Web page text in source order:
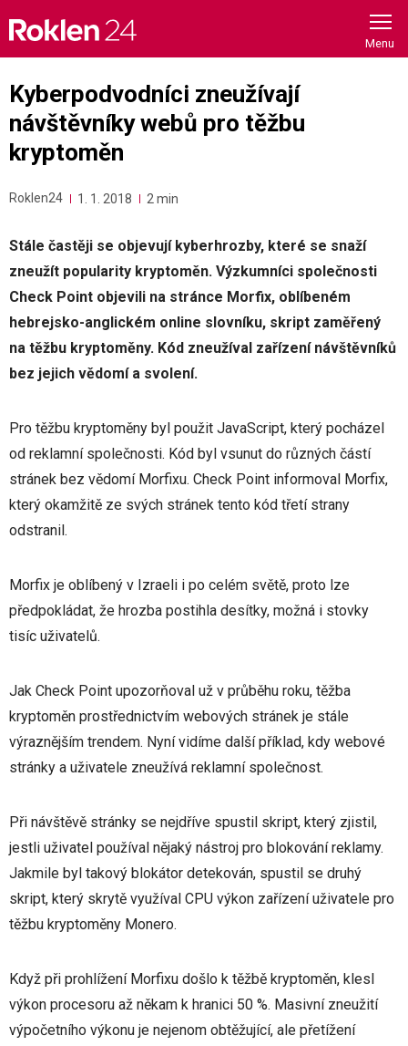
content
Kyberpodvodníci zneužívají
návštěvníky webů pro těžbu
kryptoměn
Roklen24 1. 1. 2018 2 min
Stále častěji se objevují kyberhrozby, které se snaží
zneužít popularity kryptoměn. Výzkumníci společnosti
Check Point objevili na stránce Morfix, oblíbeném
hebrejsko-anglickém online slovníku, skript zaměřený
na těžbu kryptoměny. Kód zneužíval zařízení návštěvníků
bez jejich vědomí a svolení.
Pro těžbu kryptoměny byl použit JavaScript, který pocházel
od reklamní společnosti. Kód byl vsunut do různých částí
stránek bez vědomí Morfixu. Check Point informoval Morfix,
který okamžitě ze svých stránek tento kód třetí strany
odstranil.
Morfix je oblíbený v Izraeli i po celém světě, proto lze
předpokládat, že hrozba postihla desítky, možná i stovky
tisíc uživatelů.
Jak Check Point upozorňoval už v průběhu roku, těžba
kryptoměn prostřednictvím webových stránek je stále
výraznějším trendem. Nyní vidíme další příklad, kdy webové
stránky a uživatele zneužívá reklamní společnost.
Při návštěvě stránky se nejdříve spustil skript, který zjistil,
jestli uživatel používal nějaký nástroj pro blokování reklamy.
Jakmile byl takový blokátor detekován, spustil se druhý
skript, který skrytě využíval CPU výkon zařízení uživatele pro
těžbu kryptoměny Monero.
Když při prohlížení Morfixu došlo k těžbě kryptoměn, klesl
výkon procesoru až někam k hranici 50 %. Masivní zneužití
výpočetního výkonu je nejenom obtěžující, ale přetížení